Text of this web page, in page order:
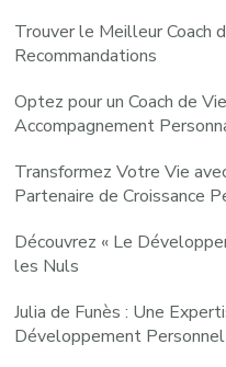
Trouver le Meilleur Coach
Recommandations
Optez pour un Coach de
Accompagnement
Transformez Votre Vie
Partenaire de Croissance
Découvrez « Le
les Nuls
Julia de Funès : Une
Développement Personnel